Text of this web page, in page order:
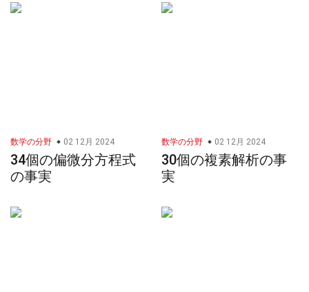
数学の分野 02 12月 2024
34個の偏微分方程式
の事実
数学の分野 02 12月 2024
30個の複素解析の事
実